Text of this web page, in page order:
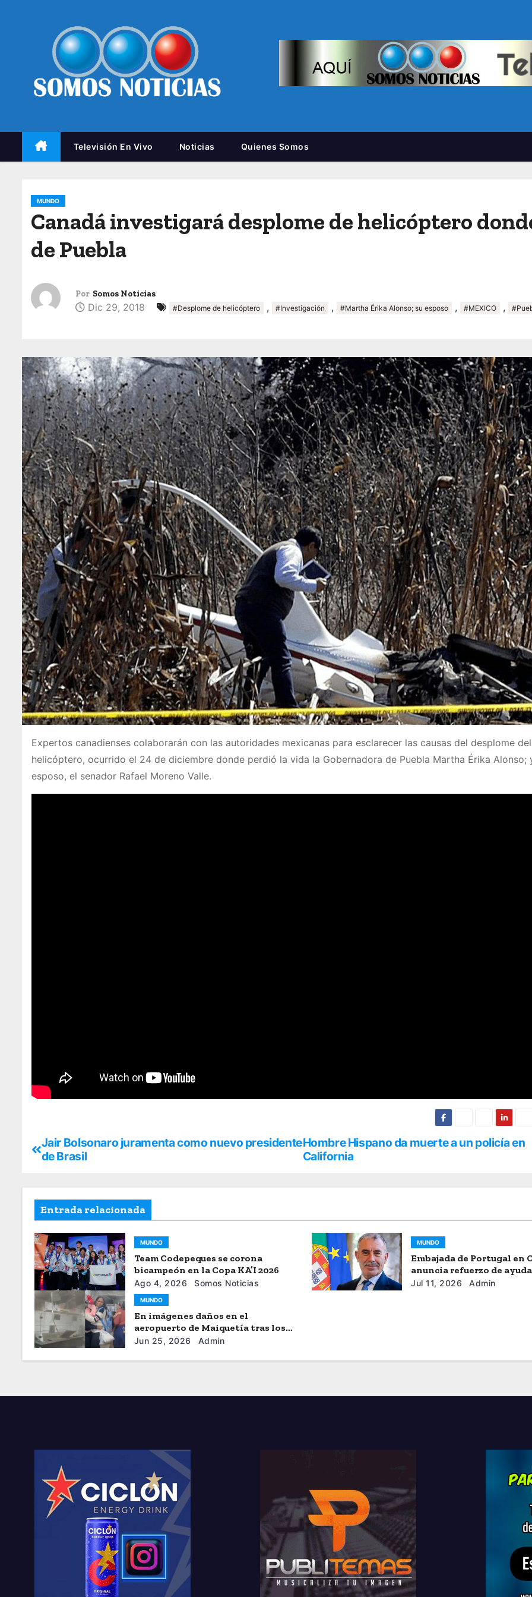
Televisión En Vivo Noticias Quienes Somos
MUNDO
Canadá investigará desplome de helicóptero
de Puebla
Por Somos Noticias
Dic 29, 2018 #Desplome de helicóptero , #Investigación , #Martha Érika Alonso; su esposo , #MEXICO ,
Expertos canadienses colaborarán con las autoridades mexicanas para esclarecer las causas del desplome del
helicóptero, ocurrido el 24 de diciembre donde perdió la vida la Gobernadora de Puebla Martha Érika Alonso;
esposo, el senador Rafael Moreno Valle.
Hombre Hispano da muerte a un policía en
California
Jair Bolsonaro juramenta como nuevo presidente
de Brasil
Entrada relacionada
MUNDO
Team Codepeques se corona
bicampeón en la Copa KA’I 2026
Ago 4, 2026 Somos Noticias
MUNDO
Embajada de Portugal en
anuncia refuerzo de ayuda
humanitaria
Jul 11, 2026 Admin
MUNDO
En imágenes daños en el
aeropuerto de Maiquetía tras los
sismos
Jun 25, 2026 Admin